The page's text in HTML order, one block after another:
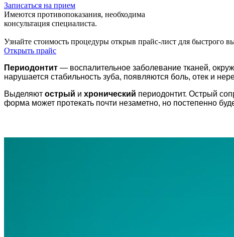
Записаться на прием
Имеются противопоказания, необходима
консультация специалиста.
Узнайте стоимость процедуры открыв прайс-лист для быстрого
Открыть прайс
Периодонтит — воспалительное заболевание тканей,
нарушается стабильность зуба, появляются боль, отек и
Выделяют острый и хронический периодонтит. Острый
форма может протекать почти незаметно, но постепенно